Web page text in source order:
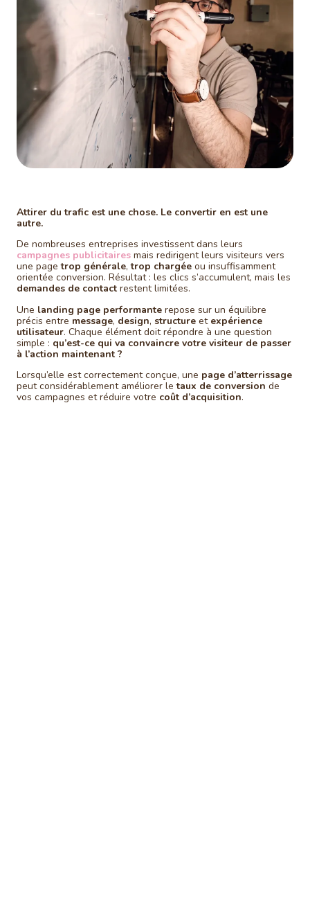
Attirer du trafic est une chose. Le convertir en est une
autre.
De nombreuses entreprises investissent dans leurs
campagnes publicitaires mais redirigent leurs visiteurs vers
une pagetrop générale,trop chargée ou insuffisamment
orientée conversion. Résultat : les clics s’accumulent, mais les
demandes de contact restent limitées.
Une landing page performante repose sur un équilibre
précis entre message, design, structure et expérience
utilisateur. Chaque élément doit répondre à une question
simple : qu’est-ce qui va convaincre votre visiteur de passer
à l’action maintenant ?
Lorsqu’elle est correctement conçue, une page d’atterrissage
peut considérablement améliorer letaux de conversion de
vos campagnes et réduire votre coût d’acquisition.